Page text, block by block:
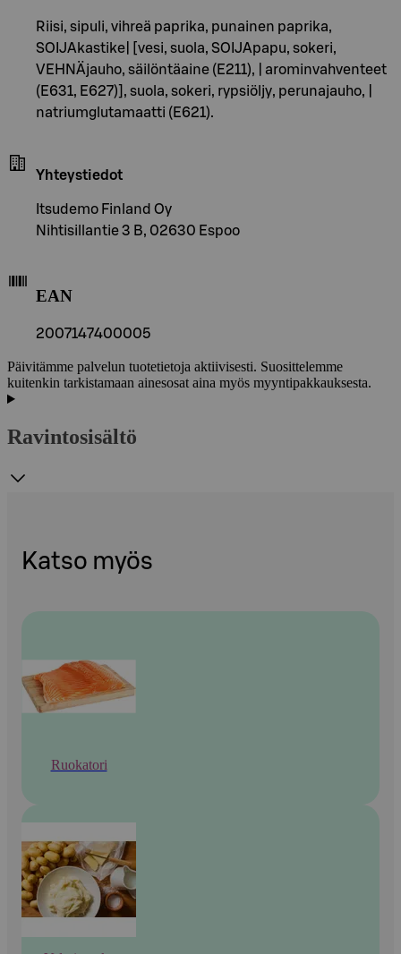
Riisi, sipuli, vihreä paprika, punainen paprika,
SOIJAkastike| [vesi, suola, SOIJApapu, sokeri,
VEHNÄjauho, säilöntäaine (E211), | arominvahventeet
(E631, E627)], suola, sokeri, rypsiöljy, perunajauho, |
natriumglutamaatti (E621).
Yhteystiedot
Itsudemo Finland Oy
Nihtisillantie 3 B, 02630 Espoo
EAN
2007147400005
Päivitämme palvelun tuotetietoja aktiivisesti. Suosittelemme
kuitenkin tarkistamaan ainesosat aina myös myyntipakkauksesta.
Ravintosisältö
Katso myös
Ruokatori